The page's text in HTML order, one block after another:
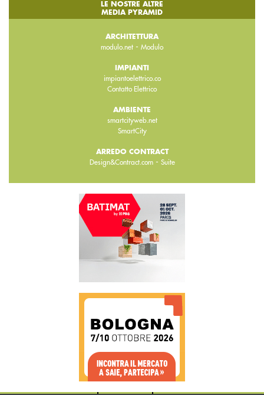
LE NOSTRE ALTRE
MEDIA PYRAMID
ARCHITETTURA
modulo.net - Modulo
IMPIANTI
impiantoelettrico.co
Contatto Elettrico
AMBIENTE
smartcityweb.net
SmartCity
ARREDO CONTRACT
Design&Contract.com- Suite